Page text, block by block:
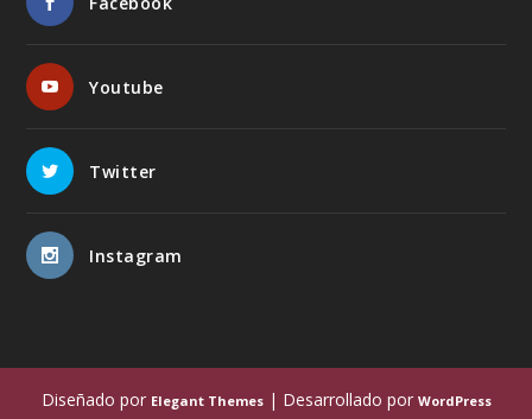
Youtube
Twitter
Instagram
Diseñado por Elegant Themes| Desarrollado por WordPress